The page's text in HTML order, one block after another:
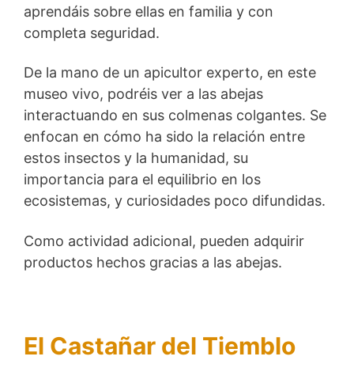
aprendáis sobre ellas en familia y con
completa seguridad.
De la mano de un apicultor experto, en este
museo vivo, podréis ver a las abejas
interactuando en sus colmenas colgantes. Se
enfocan en cómo ha sido la relación entre
estos insectos y la humanidad, su
importancia para el equilibrio en los
ecosistemas, y curiosidades poco difundidas.
Como actividad adicional, pueden adquirir
productos hechos gracias a las abejas.
El Castañar del Tiemblo